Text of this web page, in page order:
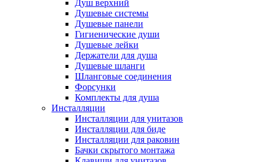
Душ верхний
Душевые системы
Душевые панели
Гигиенические души
Душевые лейки
Держатели для душа
Душевые шланги
Шланговые соединения
Форсунки
Комплекты для душа
Инсталляции
Инсталляции для унитазов
Инсталляции для биде
Инсталляции для раковин
Бачки скрытого монтажа